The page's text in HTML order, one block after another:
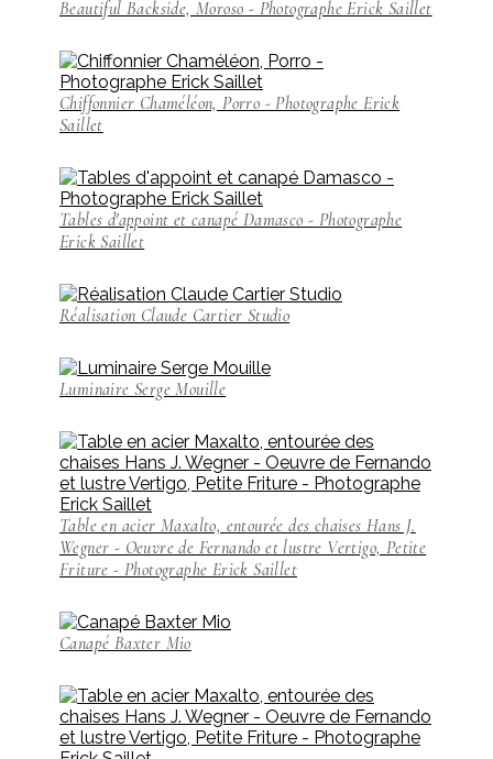
Beautiful Backside, Moroso - Photographe Erick Saillet
Chiffonnier Chaméléon, Porro - Photographe Erick
Saillet
Tables d'appoint et canapé Damasco - Photographe
Erick Saillet
Réalisation Claude Cartier Studio
Luminaire Serge Mouille
Table en acier Maxalto, entourée des chaises Hans J.
Wegner - Oeuvre de Fernando et lustre Vertigo, Petite
Friture - Photographe Erick Saillet
Canapé Baxter Mio